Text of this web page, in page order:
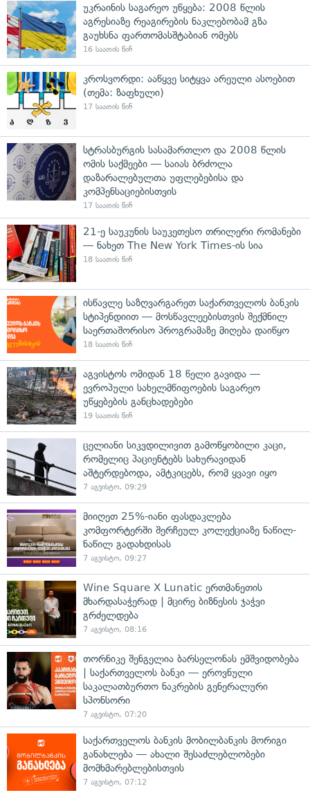
უკრაინის საგარეო უწყება: 2008 წლის
აგრესიაზე რეაგირების ნაკლებობამ გზა
გაუხსნა ფართომასშტაბიან ომებს
16 საათის წინ
კროსვორდი: ააწყვე სიტყვა არეული ასოებით
(თემა: ზაფხული)
17 საათის წინ
სტრასბურგის სასამართლო და 2008 წლის
ომის საქმეები — საიას ბრძოლა
დაზარალებულთა უფლებებისა და
კომპენსაციებისთვის
17 საათის წინ
21-ე საუკუნის საუკეთესო თრილერი რომანები
— ნახეთ The New York Times-ის სია
18 საათის წინ
ისწავლე საზღვარგარეთ საქართველოს ბანკის
სტიპენდიით — მოსწავლეებისთვის შექმნილ
საერთაშორისო პროგრამაზე მიღება დაიწყო
18 საათის წინ
აგვისტოს ომიდან 18 წელი გავიდა —
ევროპული სახელმწიფოების საგარეო
უწყებების განცხადებები
19 საათის წინ
ცელიანი სიკვდილივით გამოწყობილი კაცი,
რომელიც პაციენტებს სახურავიდან
აშტერდებოდა, ამტკიცებს, რომ ყვავი იყო
7 აგვისტო, 09:29
მიიღეთ 25%-იანი ფასდაკლება
კომფორტერში შერჩეულ კოლექციაზე ნაწილ-
ნაწილ გადახდისას
7 აგვისტო, 09:27
Wine Square X Lunatic ერთმანეთის
მხარდასაჭერად | მცირე ბიზნესის ჯაჭვი
გრძელდება
7 აგვისტო, 08:16
თორნიკე შენგელია ბარსელონას ემშვიდობება
| საქართველოს ბანკი — ეროვნული
საკალათბურთო ნაკრების გენერალური
სპონსორი
7 აგვისტო, 07:20
საქართველოს ბანკის მობილბანკის მორიგი
განახლება — ახალი შესაძლებლობები
მომხმარებლებისთვის
7 აგვისტო, 07:12